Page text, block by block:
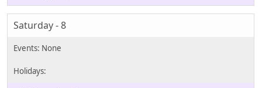
Saturday - 8